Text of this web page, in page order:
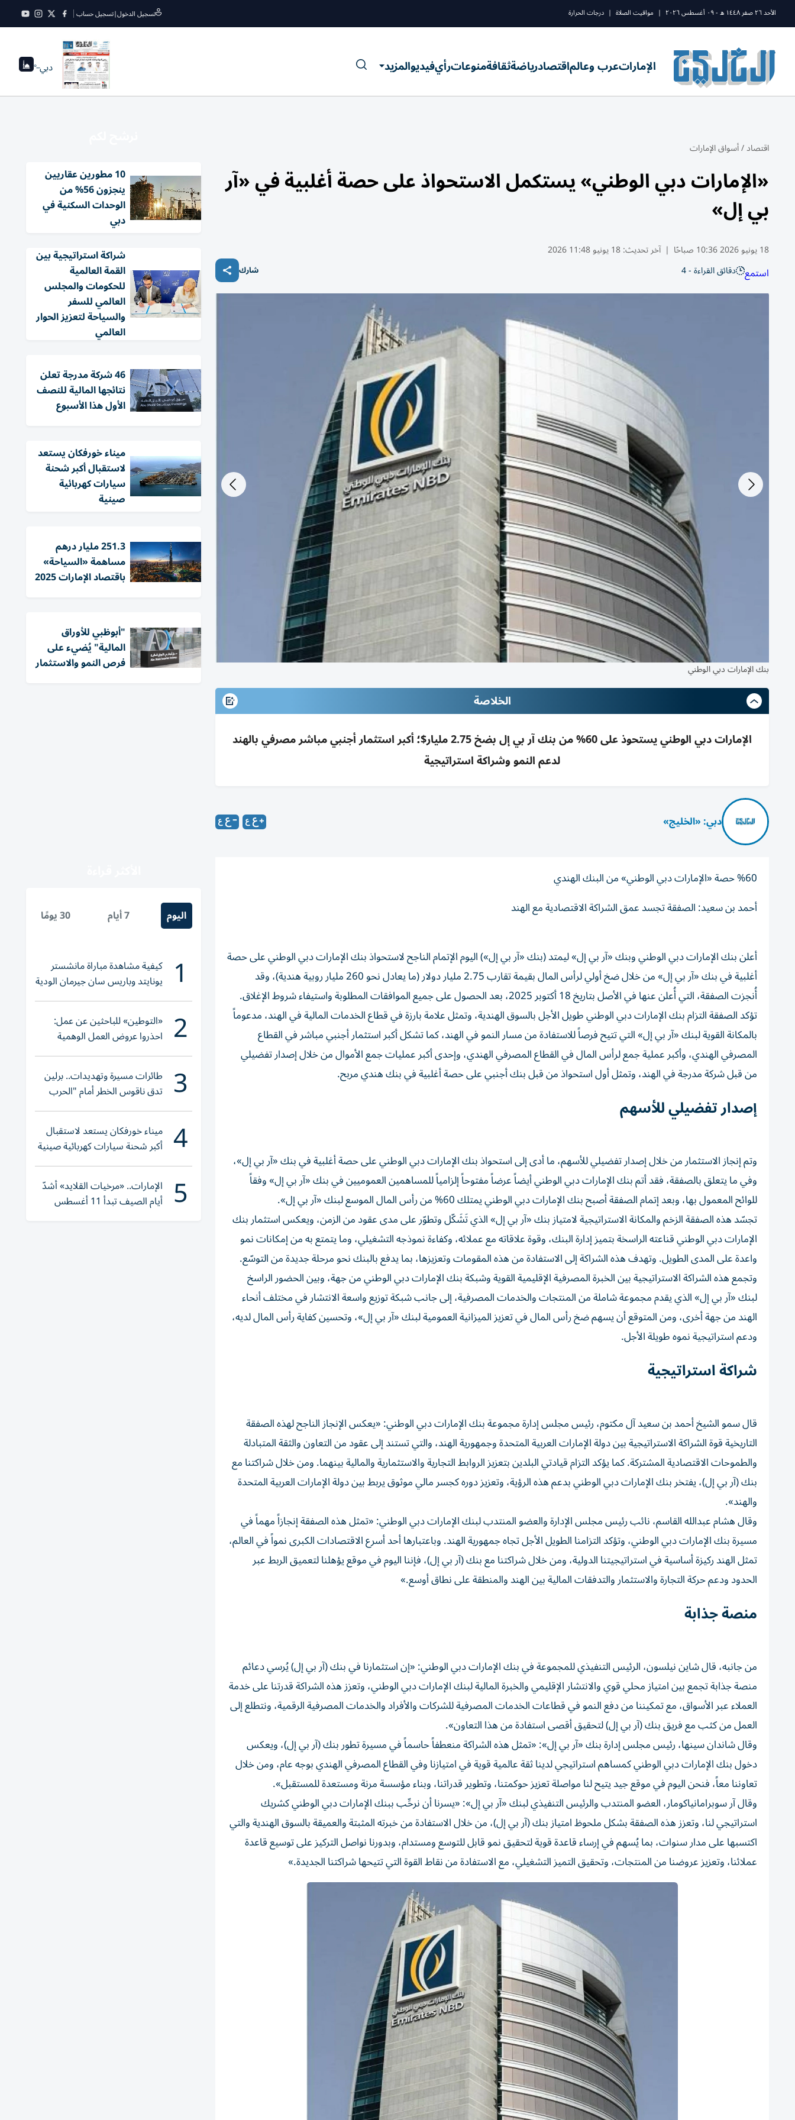
الأحد ٢٦ صفر ١٤٤٨ ه - ٠٩ أغسطس ٢٠٢٦ | مواقيت الصلاة | درجات الحرارة تسجيل الدخول|تسجيل حساب
الإماراتعرب وعالماقتصادرياضةثقافةمنوعاترأيفيديوالمزيد دبي--°
اقتصاد/أسواق الإمارات
«الإمارات دبي الوطني» يستكمل الاستحواذ على حصة أغلبية في «آر
بي إل»
18 يونيو 2026 10:36 صباحًا | آخر تحديث:18 يونيو 11:48 2026
استمع دقائق القراءة - 4 شارك
بنك الإمارات دبي الوطني
الخلاصة
الإمارات دبي الوطني يستحوذ على 60% من بنك آر بي إل بضخ 2.75 مليار$؛ أكبر استثمار أجنبي مباشر مصرفي بالهند
لدعم النمو وشراكة استراتيجية
دبي: «الخليج»
%60 حصة «الإمارات دبي الوطني» من البنك الهندي
أحمد بن سعيد: الصفقة تجسد عمق الشراكة الاقتصادية مع الهند
أعلن بنك الإمارات دبي الوطني وبنك «آر بي إل» ليمتد (بنك «آر بي إل») اليوم الإتمام الناجح لاستحواذ بنك الإمارات دبي الوطني على حصة
أغلبية في بنك «آر بي إل» من خلال ضخ أولي لرأس المال بقيمة تقارب 2.75 مليار دولار (ما يعادل نحو 260 مليار روبية هندية)، وقد
أُنجزت الصفقة، التي أُعلن عنها في الأصل بتاريخ 18 أكتوبر 2025، بعد الحصول على جميع الموافقات المطلوبة واستيفاء شروط الإغلاق.
تؤكد الصفقة التزام بنك الإمارات دبي الوطني طويل الأجل بالسوق الهندية، وتمثل علامة بارزة في قطاع الخدمات المالية في الهند، مدعوماً
بالمكانة القوية لبنك «آر بي إل» التي تتيح فرصاً للاستفادة من مسار النمو في الهند، كما تشكل أكبر استثمار أجنبي مباشر في القطاع
المصرفي الهندي، وأكبر عملية جمع لرأس المال في القطاع المصرفي الهندي، وإحدى أكبر عمليات جمع الأموال من خلال إصدار تفضيلي
من قبل شركة مدرجة في الهند، وتمثل أول استحواذ من قبل بنك أجنبي على حصة أغلبية في بنك هندي مربح.
إصدار تفضيلي للأسهم
وتم إنجاز الاستثمار من خلال إصدار تفضيلي للأسهم، ما أدى إلى استحواذ بنك الإمارات دبي الوطني على حصة أغلبية في بنك «آر بي إل»،
وفي ما يتعلق بالصفقة، فقد أتم بنك الإمارات دبي الوطني أيضاً عرضاً مفتوحاً إلزامياً للمساهمين العموميين في بنك «آر بي إل» وفقاً
للوائح المعمول بها، وبعد إتمام الصفقة أصبح بنك الإمارات دبي الوطني يمتلك 60% من رأس المال الموسع لبنك «آر بي إل».
تجسّد هذه الصفقة الزخم والمكانة الاستراتيجية لامتياز بنك «آر بي إل» الذي تَشَكّل وتطوّر على مدى عقود من الزمن، ويعكس استثمار بنك
الإمارات دبي الوطني قناعته الراسخة بتميز إدارة البنك، وقوة علاقاته مع عملائه، وكفاءة نموذجه التشغيلي، وما يتمتع به من إمكانات نمو
واعدة على المدى الطويل. وتهدف هذه الشراكة إلى الاستفادة من هذه المقومات وتعزيزها، بما يدفع بالبنك نحو مرحلة جديدة من التوسّع.
وتجمع هذه الشراكة الاستراتيجية بين الخبرة المصرفية الإقليمية القوية وشبكة بنك الإمارات دبي الوطني من جهة، وبين الحضور الراسخ
لبنك «آر بي إل» الذي يقدم مجموعة شاملة من المنتجات والخدمات المصرفية، إلى جانب شبكة توزيع واسعة الانتشار في مختلف أنحاء
الهند من جهة أخرى، ومن المتوقع أن يسهم ضخ رأس المال في تعزيز الميزانية العمومية لبنك «آر بي إل»، وتحسين كفاية رأس المال لديه،
ودعم استراتيجية نموه طويلة الأجل.
شراكة استراتيجية
قال سمو الشيخ أحمد بن سعيد آل مكتوم، رئيس مجلس إدارة مجموعة بنك الإمارات دبي الوطني: «يعكس الإنجاز الناجح لهذه الصفقة
التاريخية قوة الشراكة الاستراتيجية بين دولة الإمارات العربية المتحدة وجمهورية الهند، والتي تستند إلى عقود من التعاون والثقة المتبادلة
والطموحات الاقتصادية المشتركة. كما يؤكد التزام قيادتي البلدين بتعزيز الروابط التجارية والاستثمارية والمالية بينهما. ومن خلال شراكتنا مع
بنك (آر بي إل)، يفتخر بنك الإمارات دبي الوطني بدعم هذه الرؤية، وتعزيز دوره كجسر مالي موثوق يربط بين دولة الإمارات العربية المتحدة
والهند».
وقال هشام عبدالله القاسم، نائب رئيس مجلس الإدارة والعضو المنتدب لبنك الإمارات دبي الوطني: «تمثل هذه الصفقة إنجازاً مهماً في
مسيرة بنك الإمارات دبي الوطني، وتؤكد التزامنا الطويل الأجل تجاه جمهورية الهند. وباعتبارها أحد أسرع الاقتصادات الكبرى نمواً في العالم،
تمثل الهند ركيزة أساسية في استراتيجيتنا الدولية، ومن خلال شراكتنا مع بنك (آر بي إل)، فإننا اليوم في موقع يؤهلنا لتعميق الربط عبر
الحدود ودعم حركة التجارة والاستثمار والتدفقات المالية بين الهند والمنطقة على نطاق أوسع.»
منصة جذابة
من جانبه، قال شاين نيلسون، الرئيس التنفيذي للمجموعة في بنك الإمارات دبي الوطني: «إن استثمارنا في بنك (آر بي إل) يُرسي دعائم
منصة جذابة تجمع بين امتياز محلي قوي والانتشار الإقليمي والخبرة المالية لبنك الإمارات دبي الوطني، وتعزز هذه الشراكة قدرتنا على خدمة
العملاء عبر الأسواق، مع تمكيننا من دفع النمو في قطاعات الخدمات المصرفية للشركات والأفراد والخدمات المصرفية الرقمية، ونتطلع إلى
العمل من كثب مع فريق بنك (آر بي إل) لتحقيق أقصى استفادة من هذا التعاون».
وقال شاندان سينها، رئيس مجلس إدارة بنك «آر بي إل»: «تمثل هذه الشراكة منعطفاً حاسماً في مسيرة تطور بنك (آر بي إل)، ويعكس
دخول بنك الإمارات دبي الوطني كمساهم استراتيجي لدينا ثقة عالمية قوية في امتيازنا وفي القطاع المصرفي الهندي بوجه عام، ومن خلال
تعاوننا معاً، فنحن اليوم في موقع جيد يتيح لنا مواصلة تعزيز حوكمتنا، وتطوير قدراتنا، وبناء مؤسسة مرنة ومستعدة للمستقبل».
وقال آر سوبرامانياكومار، العضو المنتدب والرئيس التنفيذي لبنك «آر بي إل»: «يسرنا أن نرحِّب ببنك الإمارات دبي الوطني كشريك
استراتيجي لنا، وتعزز هذه الصفقة بشكل ملحوظ امتياز بنك (آر بي إل)، من خلال الاستفادة من خبرته المثبتة والعميقة بالسوق الهندية والتي
اكتسبها على مدار سنوات، بما يُسهم في إرساء قاعدة قوية لتحقيق نمو قابل للتوسع ومستدام، وبدورنا نواصل التركيز على توسيع قاعدة
عملائنا، وتعزيز عروضنا من المنتجات، وتحقيق التميز التشغيلي، مع الاستفادة من نقاط القوة التي تتيحها شراكتنا الجديدة.»
10 مطورين عقاريين
ينجزون 56% من
الوحدات السكنية في
دبي
شراكة استراتيجية بين
القمة العالمية
للحكومات والمجلس
العالمي للسفر
والسياحة لتعزيز الحوار
العالمي
46 شركة مدرجة تعلن
نتائجها المالية للنصف
الأول هذا الأسبوع
ميناء خورفكان يستعد
لاستقبال أكبر شحنة
سيارات كهربائية
صينية
251.3 مليار درهم
مساهمة «السياحة»
باقتصاد الإمارات 2025
"أبوظبي للأوراق
المالية" يُضيء على
فرص النمو والاستثمار
اليوم 7 أيام 30 يومًا
1 كيفية مشاهدة مباراة مانشستر
يونايتد وباريس سان جيرمان الودية
والقنوات الناقلة
2 «التوطين» للباحثين عن عمل:
احذروا عروض العمل الوهمية
وتحققوا عبر «الباركود»
3 طائرات مسيرة وتهديدات.. برلين
تدق ناقوس الخطر أمام "الحرب
الهجينة"
4 ميناء خورفكان يستعد لاستقبال
أكبر شحنة سيارات كهربائية صينية
5 الإمارات.. «مرخيات القلايد» أشدّ
أيام الصيف تبدأ 11 أغسطس